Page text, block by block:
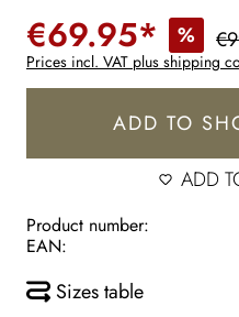
€69.95* %
Prices incl. VAT plus shipping
ADD TO
ADD
Product number:
EAN:
Sizes table